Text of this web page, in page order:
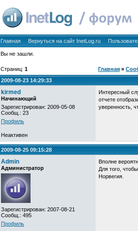
Главная Вернуться на сайт InetLog.ru
Вы не зашли.
Страниц: 1 Главная »
2009-08-23 14:29:33
kirmed
Начинающий
Зарегистрирован: 2009-05-08
Сообщ.: 23
Профиль
Интересный
отчете
уверенность,
Неактивен
2009-08-25 09:15:28
Admin
Администратор
Зарегистрирован: 2007-08-21
Сообщ.: 495
Профиль
Вполне
Для того,
Норвегия.